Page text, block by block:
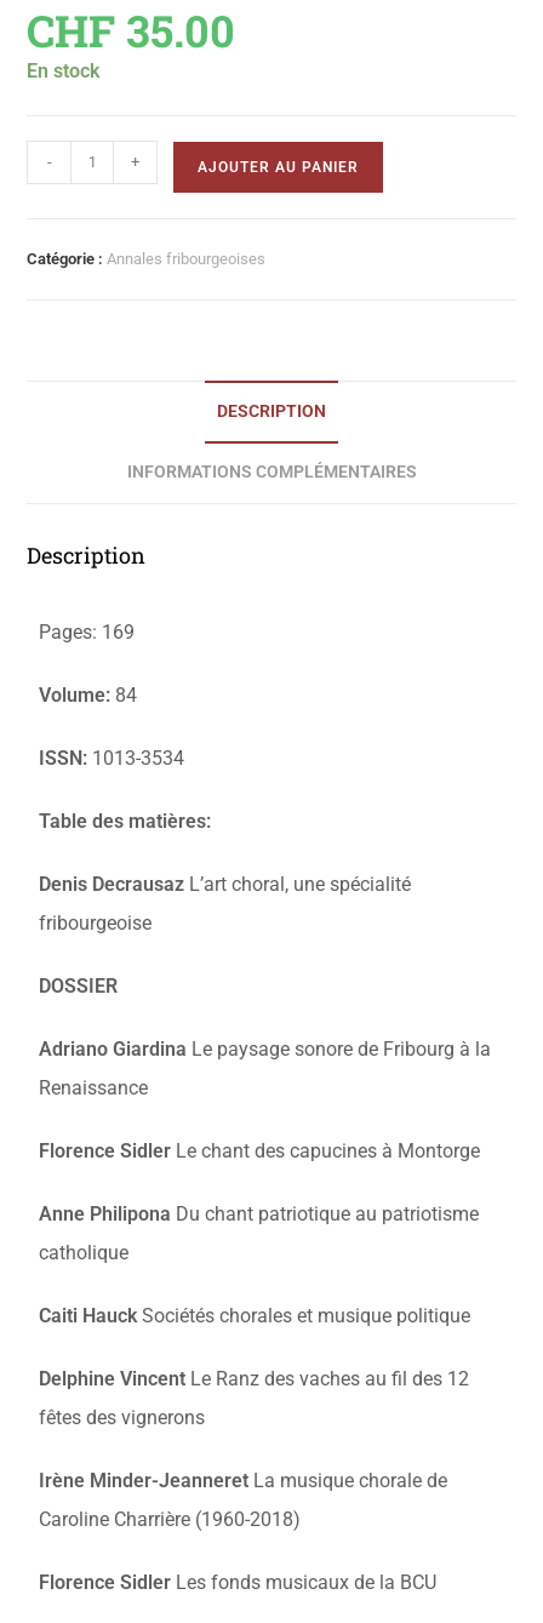
CHF 35.00
En stock
- + AJOUTER AU PANIER
Catégorie :Annales fribourgeoises
DESCRIPTION
INFORMATIONS COMPLÉMENTAIRES
Description
Pages: 169
Volume: 84
ISSN: 1013-3534
Table des matières:
Denis Decrausaz L’art choral, une spécialité
fribourgeoise
DOSSIER
Adriano Giardina Le paysage sonore de Fribourg à la
Renaissance
Florence Sidler Le chant des capucines à Montorge
Anne Philipona Du chant patriotique au patriotisme
catholique
Caiti HauckSociétés chorales et musique politique
Delphine Vincent Le Ranz des vaches au fil des 12
fêtes des vignerons
Irène Minder-Jeanneret La musique chorale de
Caroline Charrière (1960-2018)
Florence Sidler Les fonds musicaux de la BCU